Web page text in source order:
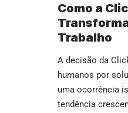
Como a
Trabalho
A decisão da
humanos por
uma ocorrência
tendência